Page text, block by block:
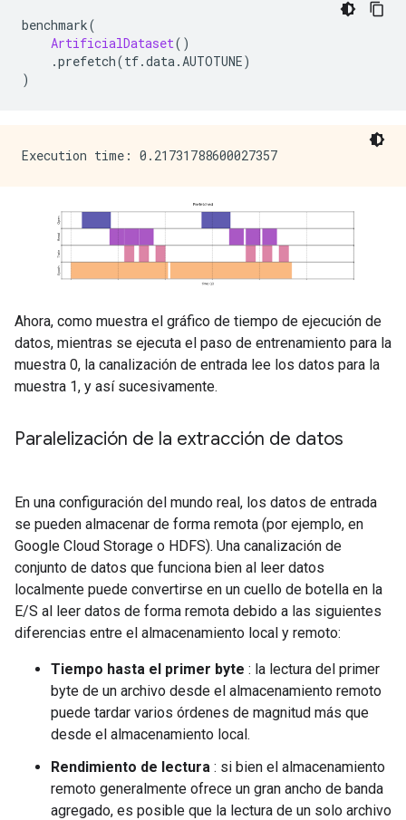
benchmark(
ArtificialDataset()
.prefetch(tf.data.AUTOTUNE)
)
Ahora, como muestra el gráfico de tiempo de ejecución de
datos, mientras se ejecuta el paso de entrenamiento para la
muestra 0, la canalización de entrada lee los datos para la
muestra 1, y así sucesivamente.
Paralelización de la extracción de datos
En una configuración del mundo real, los datos de entrada
se pueden almacenar de forma remota (por ejemplo, en
Google Cloud Storage o HDFS). Una canalización de
conjunto de datos que funciona bien al leer datos
localmente puede convertirse en un cuello de botella en la
E/S al leer datos de forma remota debido a las siguientes
diferencias entre el almacenamiento local y remoto:
Tiempo hasta el primer byte : la lectura del primer
byte de un archivo desde el almacenamiento remoto
puede tardar varios órdenes de magnitud más que
desde el almacenamiento local.
Rendimiento de lectura : si bien el almacenamiento
remoto generalmente ofrece un gran ancho de banda
agregado, es posible que la lectura de un solo archivo